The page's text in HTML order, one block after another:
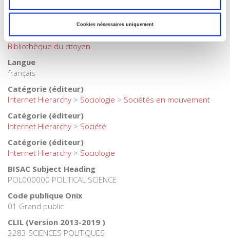
Cookies nécessaires uniquement
Auteur
Renée Zauberman
Collection
Bibliothèque du citoyen
Langue
français
Catégorie (éditeur)
Internet Hierarchy > Sociologie > Sociétés en mouvement
Catégorie (éditeur)
Internet Hierarchy > Société
Catégorie (éditeur)
Internet Hierarchy > Sociologie
BISAC Subject Heading
POL000000 POLITICAL SCIENCE
Code publique Onix
01 Grand public
CLIL (Version 2013-2019 )
3283 SCIENCES POLITIQUES